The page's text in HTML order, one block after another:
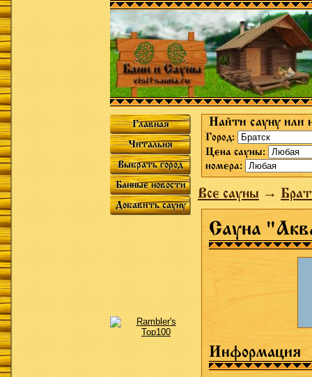
Главная
Читальня
Выбрать город
Банные новости
Добавить сауну
Найти сауну или
Город:
Цена сауны:
номера:
Все сауны→
Сауна
Информация